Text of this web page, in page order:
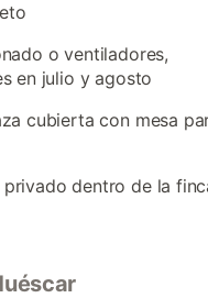
o ventiladores,
en julio y agosto
cubierta con mesa
dentro de la